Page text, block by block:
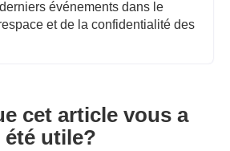
événements dans le
et de la confidentialité des
cet article vous a
été utile?